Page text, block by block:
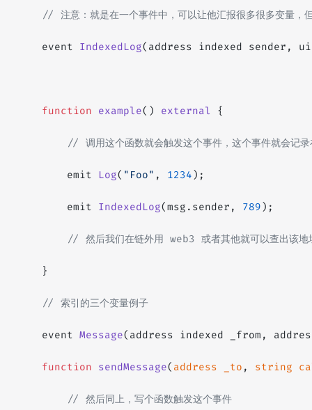
// 注意：就是在一个事件中，可以让他汇报很多很多变量，但
event IndexedLog(address indexed sender,
function example() external {
// 调用这个函数就会触发这个事件，这个事件就会记录在
emit Log( "Foo" , 1234 );
emit IndexedLog(msg.sender, 789 );
// 然后我们在链外用 web3 或者其他就可以查出该地
}
// 索引的三个变量例子
event Message(address indexed _from,
function sendMessage( address _to , string
// 然后同上，写个函数触发这个事件